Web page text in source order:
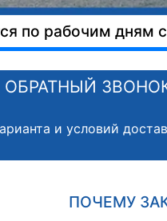
по рабочим дням
ОБРАТНЫЙ
и условий
ПОЧЕМУ